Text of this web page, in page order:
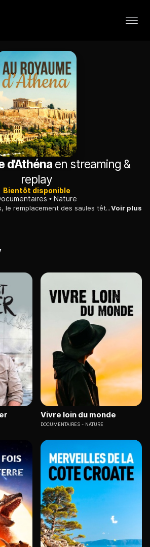
d'Athéna en streaming &
replay
Bientôt disponible
Nature
L'arrachage des haies, le remplacement des saules têtards par des piquets métalliques, l'abattage des vieux arbres fruitiers, l'usage intensif de pesticides et d'engrais chimiques, tout cela entraine la réduction des populations de la petite chevêche d'Athéna.Voir plus
Vivre loin du monde
DOCUMENTAIRES NATURE